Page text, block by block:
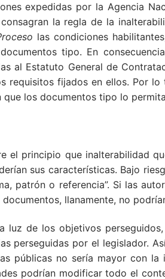
expedidas por la Agencia
la regla de la
las condiciones
tipo. En
al Estatuto General de
requisitos fijados en ellos. Por
que los documentos tipo lo
el principio que inalterabilidad
sus características. Bajo
patrón o referencia”. Si las
llanamente, no
luz de los objetivos
perseguidas por el legislador.
públicas no sería mayor con
podrían modificar todo el